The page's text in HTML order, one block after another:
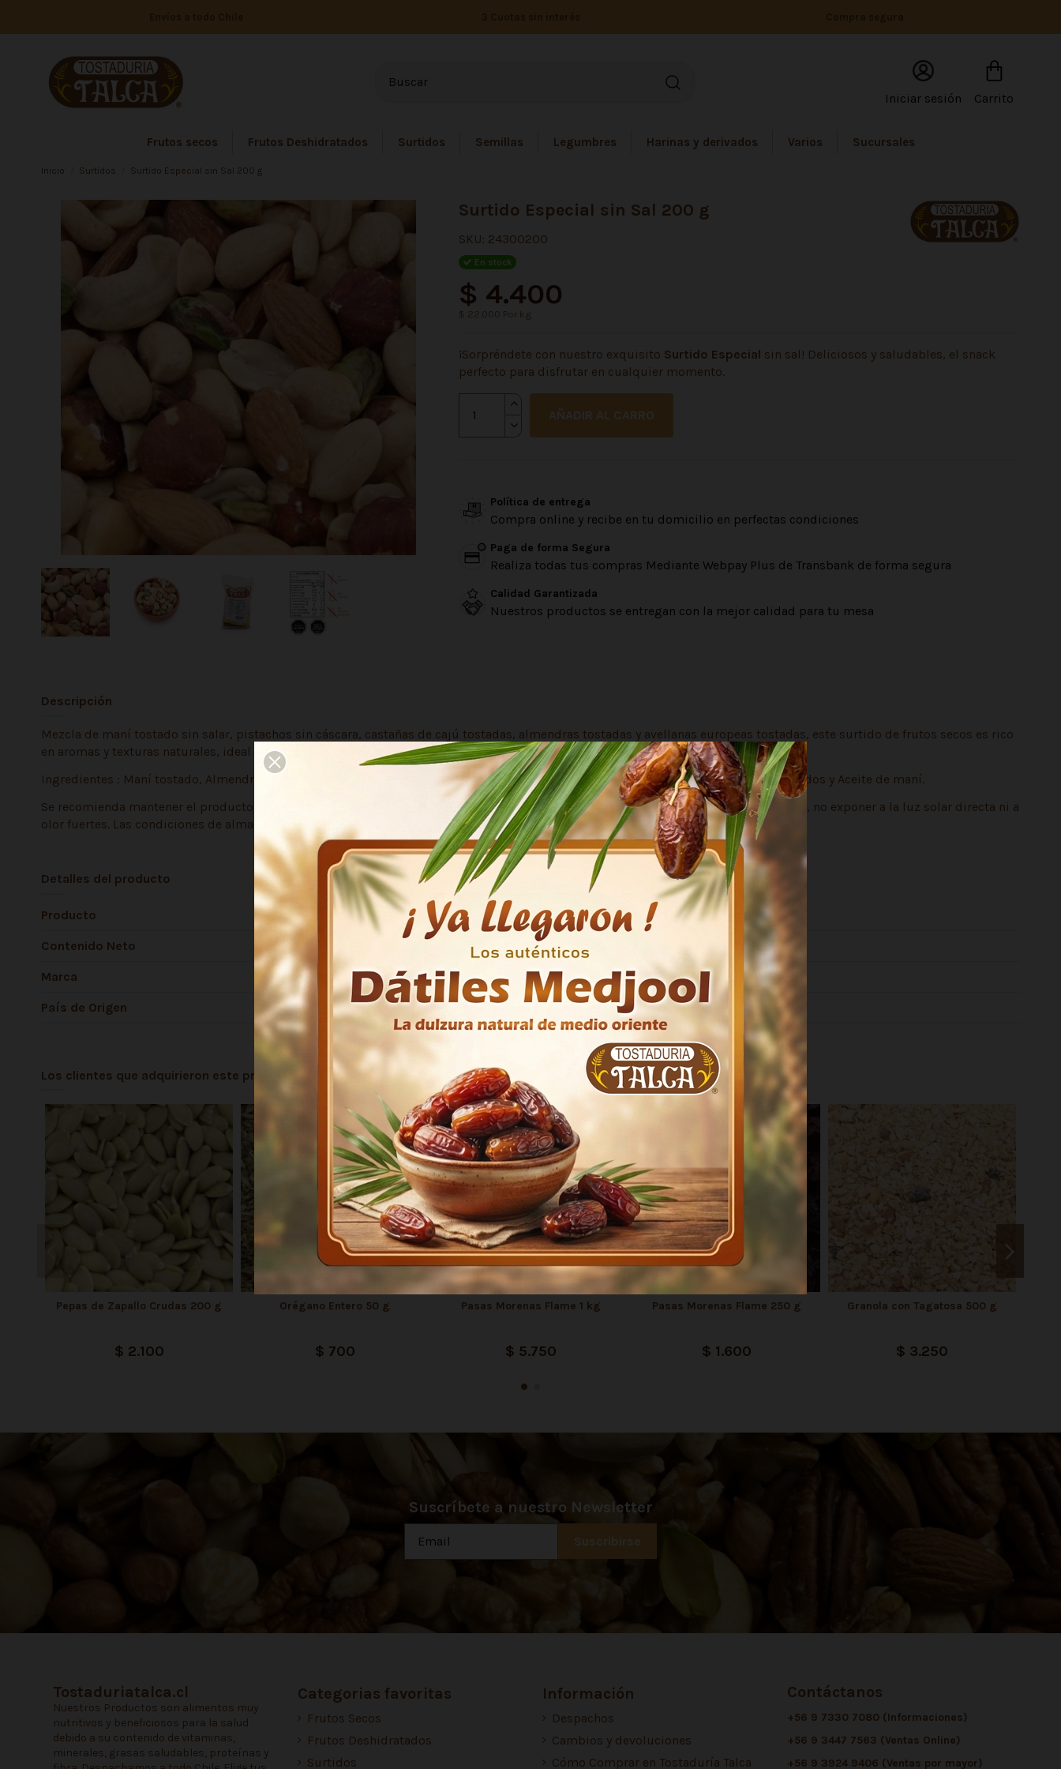
Iniciar sesión Carrito
Frutos secos Frutos Deshidratados Surtidos Semillas Legumbres Harinas y derivados Varios Sucursales
Inicio Surtidos Surtido Especial sin Sal 200 g
Surtido Especial sin Sal 200 g
SKU: 24300200
En stock
$ 4.400
$ 22.000 Por kg
¡Sorpréndete con nuestro exquisito Surtido Especial sin sal! Deliciosos y saludables, el snack
perfecto para disfrutar en cualquier momento.
AÑADIR AL CARRO
Política de entrega
Compra online y recibe en tu domicilio en perfectas condiciones
Paga de forma Segura
Realiza todas tus compras Mediante Webpay Plus de Transbank de forma segura
Calidad Garantizada
Nuestros productos se entregan con la mejor calidad para tu mesa
Descripción
Mezcla de maní tostado sin salar, pistachos sin cáscara, castañas de cajú tostadas, almendras tostadas y avellanas europeas tostadas, este surtido de frutos secos es rico
en aromas y texturas naturales, ideal para colación energética, coctelería y compartir.
Ingredientes : Maní tostado, Almendras tostadas, Castañas de cajú tostadas, Avellanas europeas tostadas, Pistachos sin cáscara tostados y Aceite de maní.
Se recomienda mantener el producto en su envase original y consumir a la brevedad. Conservar en ambientes limpios, frescos y secos, no exponer a la luz solar directa ni a
olor fuertes. Las condiciones de almacenamiento influyen significativamente en su duración.
Detalles del producto
Producto Surtido mix especial
Contenido Neto 200 g
Marca Tostaduría Talca
País de Origen Chile
Los clientes que adquirieron este producto también compraron:
Pepas de Zapallo Crudas 200 g
$ 2.100
Orégano Entero 50 g
$ 700
Pasas Morenas Flame 1 kg
$ 5.750
Pasas Morenas Flame 250 g
$ 1.600
Granola con Tagatosa 500 g
$ 3.250
Suscríbete a nuestro Newsletter
Tostaduriatalca.cl
Nuestros Productos son alimentos muy
nutritivos y beneficiosos para la salud
debido a su contenido de vitaminas,
minerales, grasas saludables, proteínas y
Categorias favoritas
Frutos Secos
Frutos Deshidratados
Surtidos
Información
Despachos
Cambios y devoluciones
Cómo Comprar en Tostaduría Talca
Contáctanos
+56 9 7330 7080 (Informaciones)
+56 9 3447 7563 (Ventas Online)
+56 9 3924 9406 (Ventas por mayor)